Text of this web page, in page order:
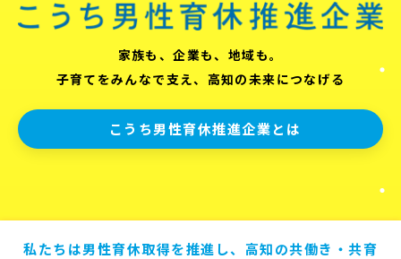
家族も、企業も、地域も。
子育てをみんなで支え、高知の未来につなげる
こうち男性育休推進企業とは
私たちは男性育休取得を推進し、高知の共働き・共育